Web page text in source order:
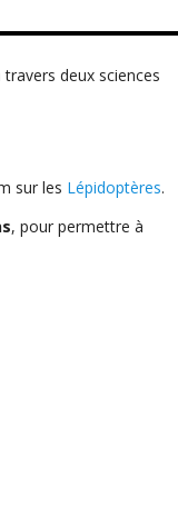
deux sciences
sur les Lépidoptères.
, pour permettre à